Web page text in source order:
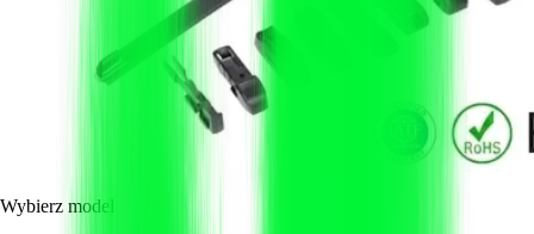
Wybierz model